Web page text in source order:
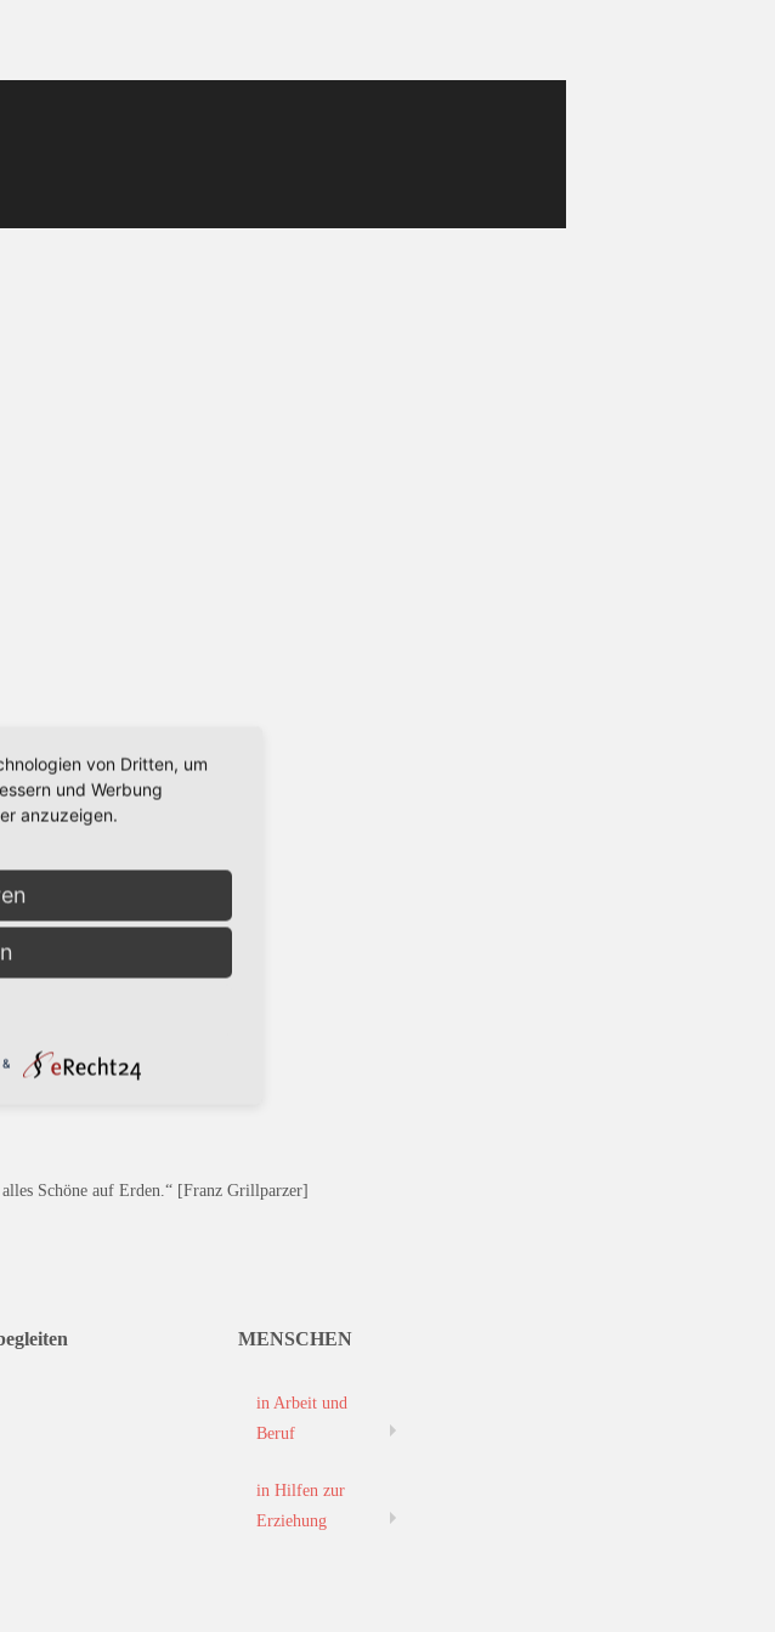
Schöne auf Erden.“ [Franz Grillparzer]
MENSCHEN
in Arbeit und
Beruf
in Hilfen zur
Erziehung
von Dritten, um
und Werbung
anzuzeigen.
&